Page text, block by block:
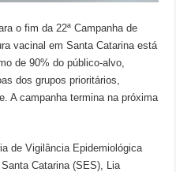
o fim da 22ª Campanha de
vacinal em Santa Catarina está
de 90% do público-alvo,
dos grupos prioritários,
A campanha termina na próxima
de Vigilância Epidemiológica
Catarina (SES), Lia